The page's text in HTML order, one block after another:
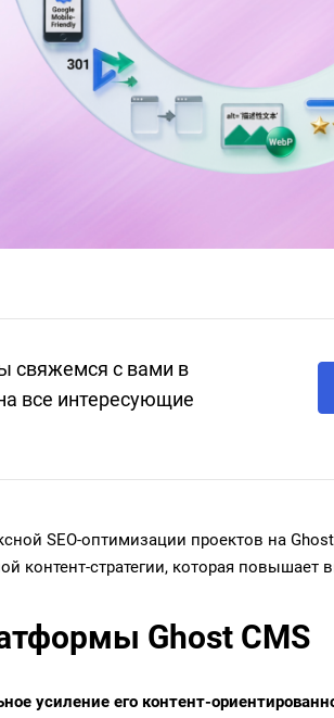
свяжемся с вами в
все интересующие
SEO-оптимизации проектов на
контент-стратегии, которая повышает
Ghost CMS
усиление его контент-